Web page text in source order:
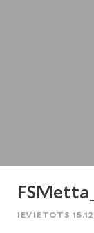
IEVIETOTS